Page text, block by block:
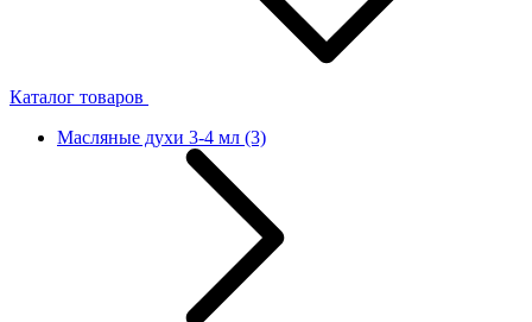
Каталог товаров
Масляные духи 3-4 мл (3)